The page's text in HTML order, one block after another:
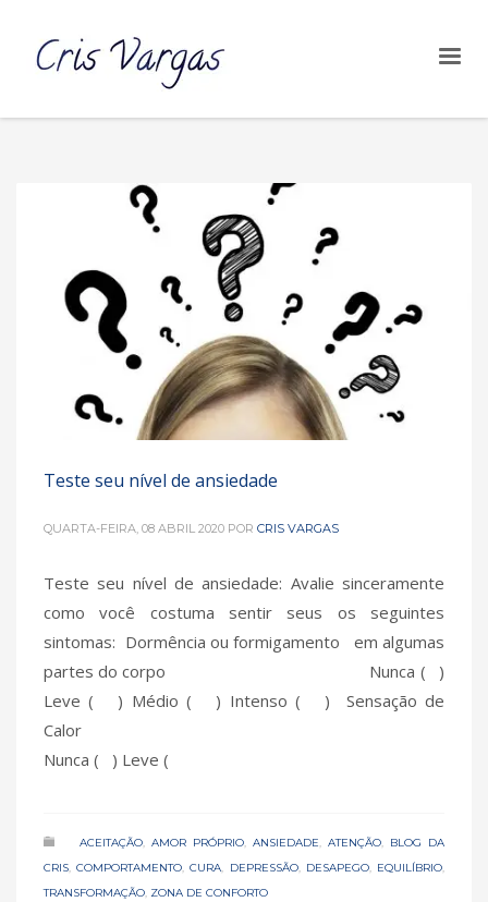
Teste seu nível de ansiedade
QUARTA-FEIRA, 08 ABRIL 2020 POR CRIS VARGAS
Teste seu nível de ansiedade: Avalie sinceramente
como você costuma sentir seus os seguintes
sintomas: Dormência ou formigamento em algumas
partes do corpo Nunca ( )
Leve ( ) Médio ( ) Intenso ( ) Sensação de
Calor
Nunca ( ) Leve (
ACEITAÇÃO, AMOR PRÓPRIO, ANSIEDADE, ATENÇÃO, BLOG DA
CRIS,COMPORTAMENTO,CURA, DEPRESSÃO, DESAPEGO, EQUILÍBRIO,
TRANSFORMAÇÃO, ZONA DE CONFORTO